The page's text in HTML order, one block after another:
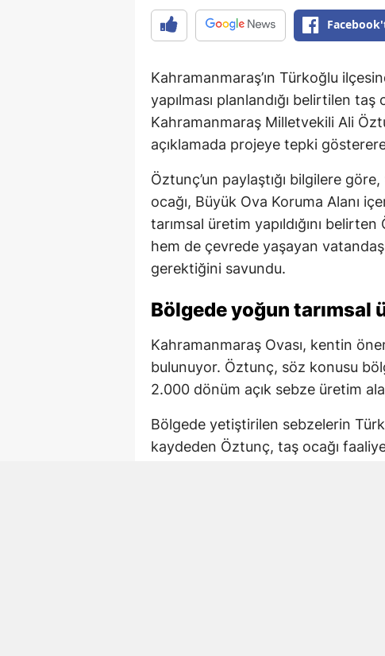
Kahramanmaraş’ın Türkoğlu
yapılması planlandığı belirtilen
Kahramanmaraş Milletvekili Ali
açıklamada projeye tepki
Öztunç’un paylaştığı bilgilere
ocağı, Büyük Ova Koruma Alanı
tarımsal üretim yapıldığını
hem de çevrede yaşayan
gerektiğini savundu.
Bölgede yoğun tarımsal
Kahramanmaraş Ovası, kentin
bulunuyor. Öztunç, söz konusu
2.000 dönüm açık sebze üretim
Bölgede yetiştirilen sebzelerin
kaydeden Öztunç, taş ocağı